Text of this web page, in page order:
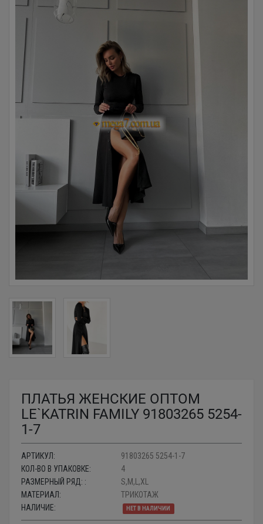
ПЛАТЬЯ ЖЕНСКИЕ ОПТОМ
LE`KATRIN FAMILY 91803265 5254-
1-7
АРТИКУЛ:
91803265 5254-1-7
КОЛ-ВО В УПАКОВКЕ:
4
РАЗМЕРНЫЙ РЯД: :
S,M,L,XL
МАТЕРИАЛ:
ТРИКОТАЖ
НАЛИЧИЕ:
НЕТ В НАЛИЧИИ